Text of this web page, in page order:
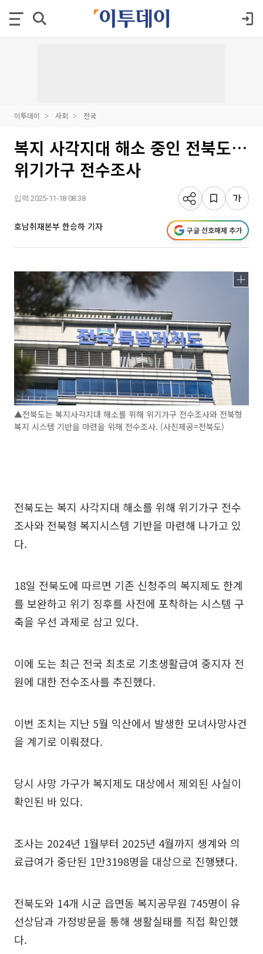
이투데이 사회 전국
복지 사각지대 해소 중인 전북도…
위기가구 전수조사
입력 2025-11-18 08:38
호남취재본부 한승하 기자 구글 선호매체 추가
▲전북도는 복지사각지대 해소를 위해 위기가구 전수조사와 전북형
복지 시스템 기반을 마련을 위해 전수조사. (사진제공=전북도)
전북도는 복지 사각지대 해소를 위해 위기가구 전수
조사와 전북형 복지시스템 기반을 마련해 나가고 있
다.
18일 전북도에 따르면 기존 신청주의 복지제도 한계
를 보완하고 위기 징후를 사전에 포착하는 시스템 구
축을 우선 과제로 삼고 있다.
이에 도는 최근 전국 최초로 기초생활급여 중지자 전
원에 대한 전수조사를 추진했다.
이번 조치는 지난 5월 익산에서 발생한 모녀사망사건
을 계기로 이뤄졌다.
당시 사망 가구가 복지제도 대상에서 제외된 사실이
확인된 바 있다.
조사는 2024년 1월부터 2025년 4월까지 생계와 의
료급여가 중단된 1만3198명을 대상으로 진행됐다.
전북도와 14개 시군 읍면동 복지공무원 745명이 유
선상담과 가정방문을 통해 생활실태를 직접 확인했
다.